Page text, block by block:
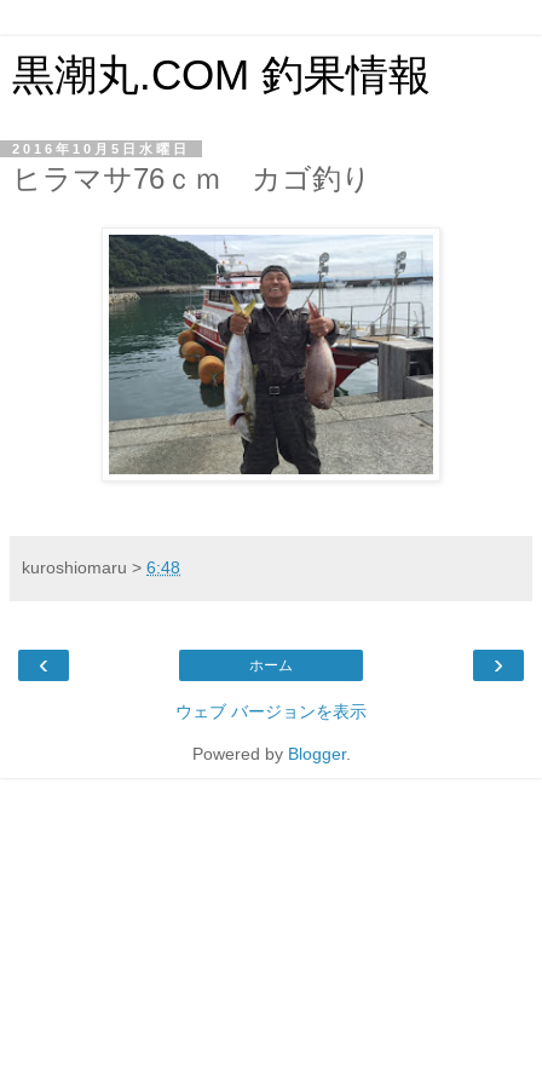
黒潮丸.COM 釣果情報
2016年10月5日水曜日
ヒラマサ76ｃｍ カゴ釣り
kuroshiomaru > 6:48
‹ ›
ホーム
ウェブ バージョンを表示
Powered by Blogger.